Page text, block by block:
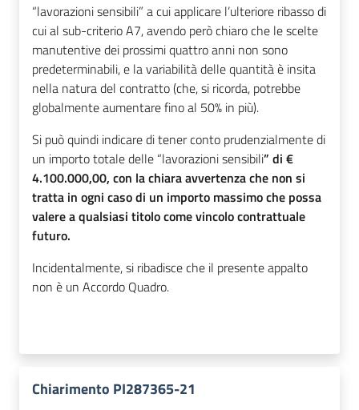
“lavorazioni sensibili” a cui applicare l’ulteriore ribasso di
cui al sub-criterio A7, avendo però chiaro che le scelte
manutentive dei prossimi quattro anni non sono
predeterminabili, e la variabilità delle quantità è insita
nella natura del contratto (che, si ricorda, potrebbe
globalmente aumentare fino al 50% in più).
Si può quindi indicare di tener conto prudenzialmente di
un importo totale delle “lavorazioni sensibili” di €
4.100.000,00, con la chiara avvertenza che non si
tratta in ogni caso di un importo massimo che possa
valere a qualsiasi titolo come vincolo contrattuale
futuro.
Incidentalmente, si ribadisce che il presente appalto
non è un Accordo Quadro.
Chiarimento PI287365-21